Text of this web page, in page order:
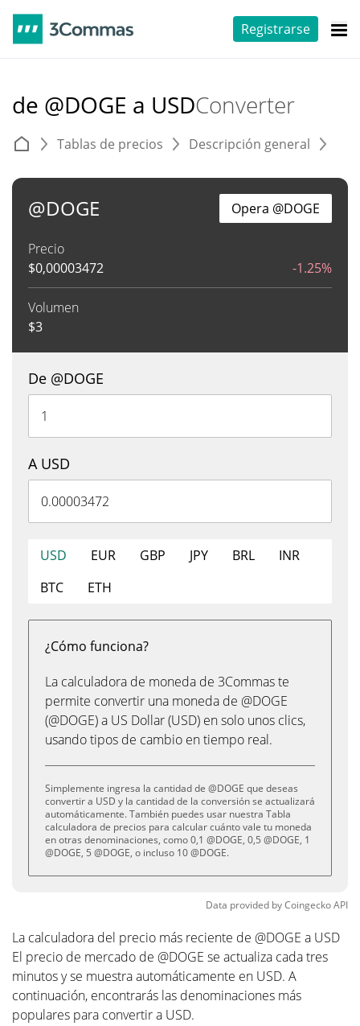
Registrarse
de @DOGE a USDConverter
Tablas de precios Descripción general
@DOGE
Precio
$0,00003472 -1.25%
Volumen
$3
Opera @DOGE
De @DOGE
A USD
USD EUR GBP JPY BRL
INR
BTC
ETH
¿Cómo funciona?
La calculadora de moneda de 3Commas te
permite convertir una moneda de @DOGE
(@DOGE) a US Dollar (USD) en solo unos clics,
usando tipos de cambio en tiempo real.
Simplemente ingresa la cantidad de @DOGE que deseas
convertir a USD y la cantidad de la conversión se actualizará
automáticamente. También puedes usar nuestra Tabla
calculadora de precios para calcular cuánto vale tu moneda
en otras denominaciones, como 0,1 @DOGE, 0,5 @DOGE, 1
@DOGE, 5 @DOGE, o incluso 10 @DOGE.
Data provided byCoingeckoAPI
La calculadora del precio más reciente de @DOGE a USD
El precio de mercado de @DOGE se actualiza cada tres
minutos y se muestra automáticamente en USD. A
continuación, encontrarás las denominaciones más
populares para convertir a USD.